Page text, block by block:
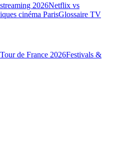
2026Netflix vs
cinéma ParisGlossaire TV
de France 2026Festivals &